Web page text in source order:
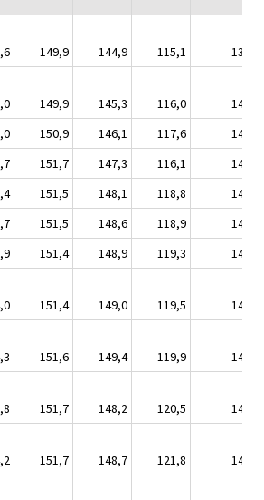
149,9 144,9 115,1
139,9
149,9 145,3 116,0
140,4
150,9 146,1 117,6
141,2
151,7 147,3 116,1
142,0
151,5 148,1 118,8
142,8
151,5 148,6 118,9
143,0
151,4 148,9 119,3
143,1
151,4 149,0 119,5
143,2
151,6 149,4 119,9
143,4
151,7 148,2 120,5
142,9
151,7 148,7 121,8
143,3